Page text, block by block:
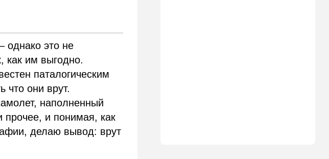
однако это не
как им выгодно.
паталогическим
что они врут.
наполненный
прочее, и понимая, как
делаю вывод: врут